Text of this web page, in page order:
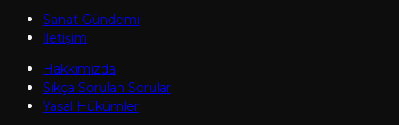
Sanat Gündemi
İletişim
Hakkımızda
Sıkça Sorulan Sorular
Yasal Hükümler